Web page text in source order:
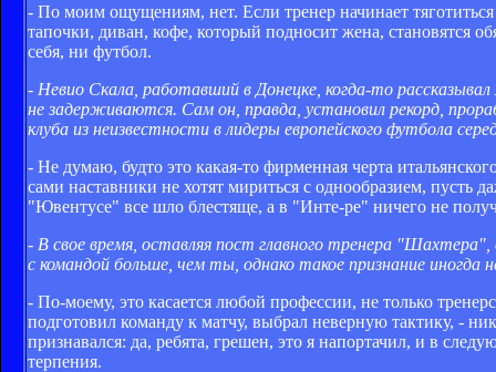
- По моим ощущениям, нет. Если тренер начинает
тапочки, диван, кофе, который подносит жена, становятся
себя, ни футбол.
- Невио Скала, работавший в Донецке, когда-то
не задерживаются. Сам он, правда, установил рекорд,
клуба из неизвестности в лидеры европейского футбола
- Не думаю, будто это какая-то фирменная черта
сами наставники не хотят мириться с однообразием,
"Ювентусе" все шло блестяще, а в "Инте-ре" ничего не
- В свое время, оставляя пост главного тренера
с командой больше, чем ты, однако такое признание иногда
- По-моему, это касается любой профессии, не только
подготовил команду к матчу, выбрал неверную тактику, -
признавался: да, ребята, грешен, это я напортачил, и в
терпения.